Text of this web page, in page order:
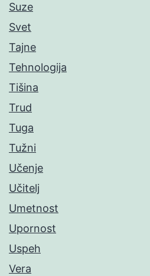
Suze
Svet
Tajne
Tehnologija
Tišina
Trud
Tuga
Tužni
Učenje
Učitelj
Umetnost
Upornost
Uspeh
Vera